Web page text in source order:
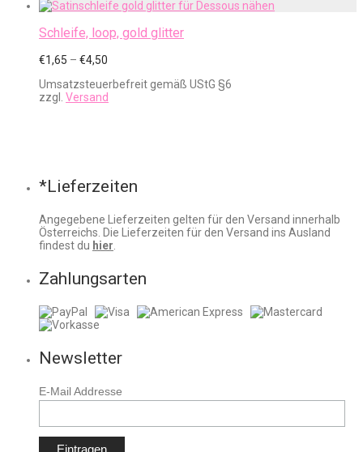
Schleife, loop, gold glitter
€1,65 – €4,50
bis
Umsatzsteuerbefreit gemäß UStG §6
zzgl. Versand
*Lieferzeiten
Angegebene Lieferzeiten gelten für den Versand innerhalb
Österreichs. Die Lieferzeiten für den Versand ins Ausland
findest du hier
Zahlungsarten
Newsletter
E-Mail Addresse